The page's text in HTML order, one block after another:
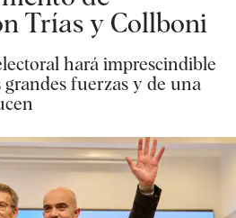
Trías y Collboni
hará imprescindible
fuerzas y de una